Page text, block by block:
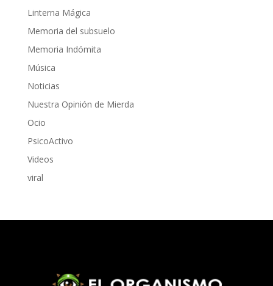
Linterna Mágica
Memoria del subsuelo
Memoria Indómita
Música
Noticias
Nuestra Opinión de Mierda
Ocio
PsicoActivo
Videos
viral